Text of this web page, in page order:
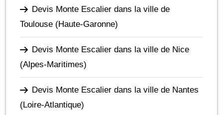
Devis Monte Escalier dans la ville de
Toulouse (Haute-Garonne)
Devis Monte Escalier dans la ville de Nice
(Alpes-Maritimes)
Devis Monte Escalier dans la ville de Nantes
(Loire-Atlantique)